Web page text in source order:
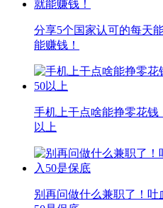
分享5个国家认可的每天
能赚钱！
手机上干点啥能挣零花钱
以上
别再问做什么兼职了！吐